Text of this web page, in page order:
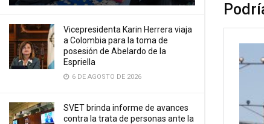
Vicepresidenta Karin Herrera viaja
a Colombia para la toma de
posesión de Abelardo de la
Espriella
6 DE AGOSTO DE 2026
SVET brinda informe de avances
contra la trata de personas ante la